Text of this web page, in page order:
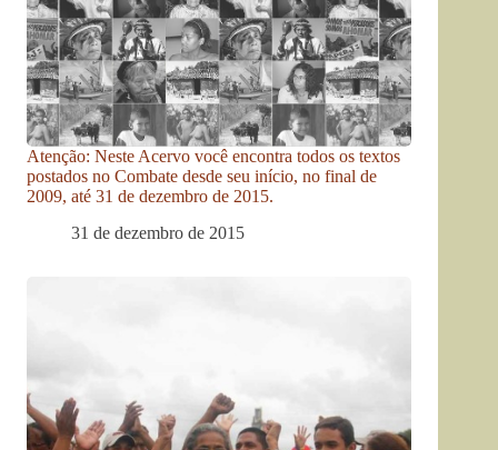
Atenção: Neste Acervo você encontra todos os textos
postados no Combate desde seu início, no final de
2009, até 31 de dezembro de 2015.
31 de dezembro de 2015